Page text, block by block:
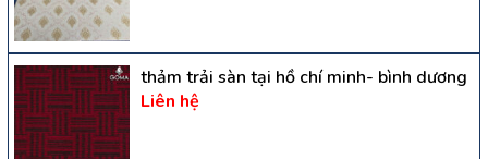
thảm trải sàn tại hồ chí minh- bình dương
Liên hệ